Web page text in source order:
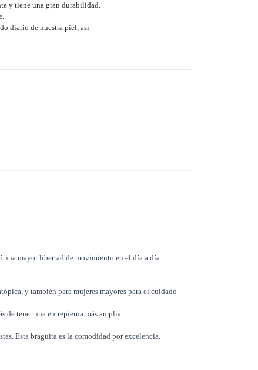
y tiene una gran durabilidad.
diario de nuestra piel, así
mayor libertad de movimiento en el día a día.
y también para mujeres mayores para el cuidado
de tener una entrepierna más amplia.
Esta braguita es la comodidad por excelencia.